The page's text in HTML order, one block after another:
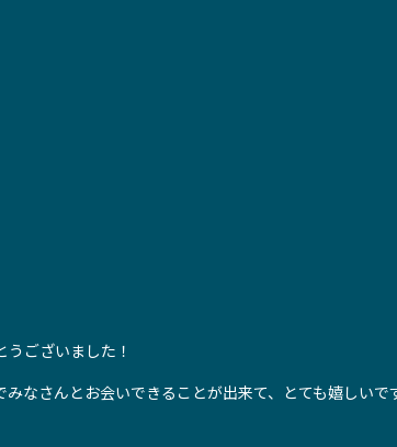
ございました！
なさんとお会いできることが出来て、とても嬉しいで